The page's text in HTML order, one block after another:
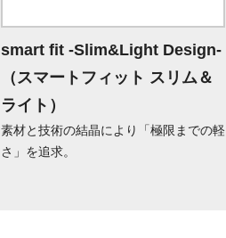
smart fit -Slim&Light Design-
（スマートフィット スリム＆
ライト）
素材と技術の結晶により「極限までの軽
さ」を追求。